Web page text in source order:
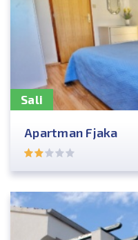
Sali
Apartman Fjaka